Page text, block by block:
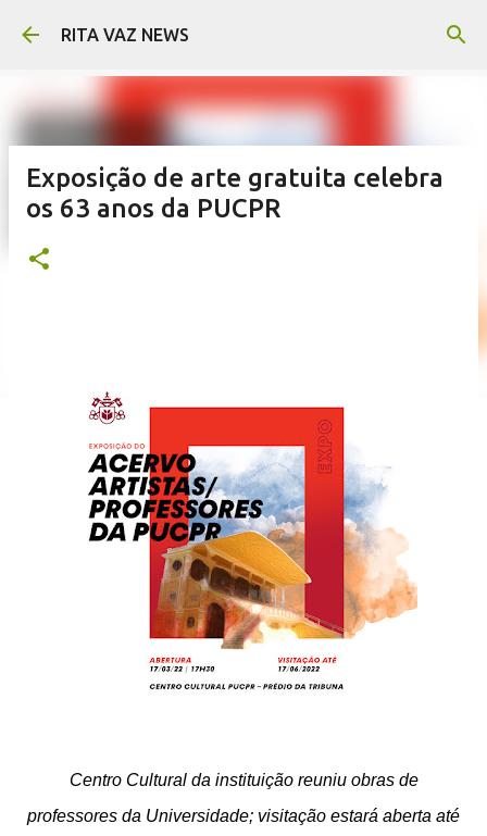
Pular para o conteúdo principal
RITA VAZ NEWS
Exposição de arte gratuita celebra
os 63 anos da PUCPR
Centro Cultural da instituição reuniu obras de
professores da Universidade; visitação estará aberta até